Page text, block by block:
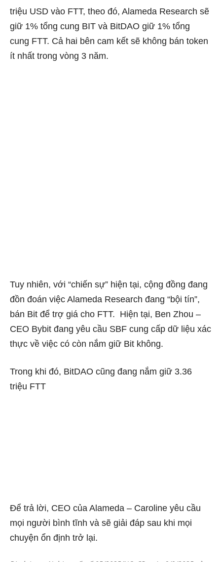
triệu USD vào FTT, theo đó, Alameda Research sẽ
giữ 1% tổng cung BIT và BitDAO giữ 1% tổng
cung FTT. Cả hai bên cam kết sẽ không bán token
ít nhất trong vòng 3 năm.
Tuy nhiên, với “chiến sự” hiện tại, cộng đồng đang
đồn đoán việc Alameda Research đang “bội tín”,
bán Bit để trợ giá cho FTT. Hiện tại, Ben Zhou –
CEO Bybit đang yêu cầu SBF cung cấp dữ liệu xác
thực về việc có còn nắm giữ Bit không.
Trong khi đó, BitDAO cũng đang nắm giữ 3.36
triệu FTT
Để trả lời, CEO của Alameda – Caroline yêu cầu
mọi người bình tĩnh và sẽ giải đáp sau khi mọi
chuyện ổn định trở lại.